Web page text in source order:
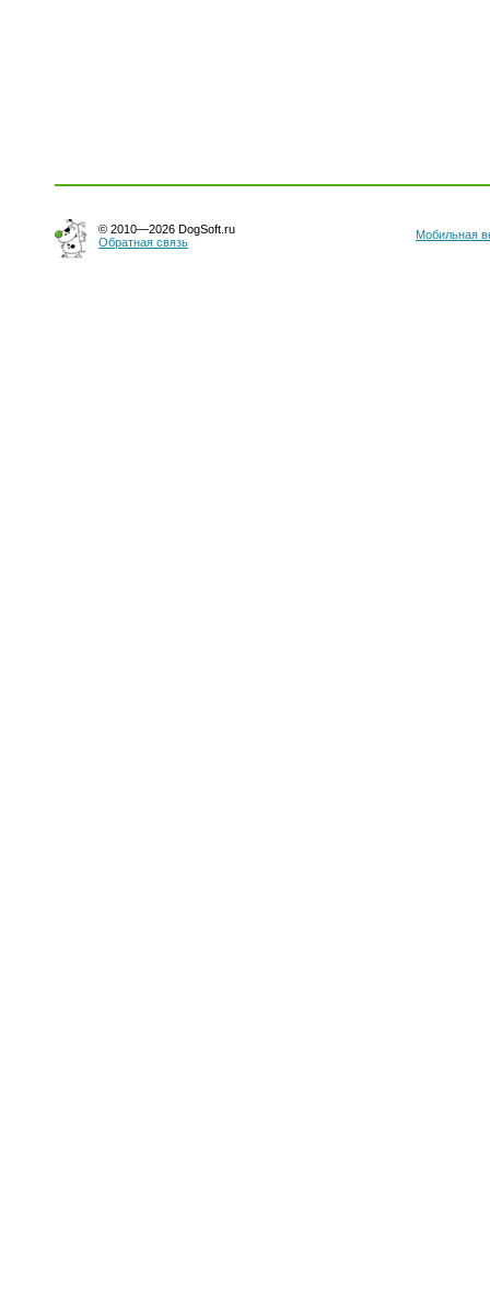
© 2010—2026 DogSoft.ru
Обратная связь
Мобильная